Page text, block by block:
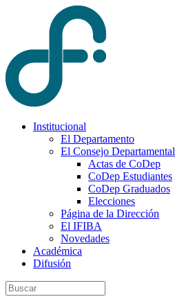
Institucional
El Departamento
El Consejo Departamental
Actas de CoDep
CoDep Estudiantes
CoDep Graduados
Elecciones
Página de la Dirección
El IFIBA
Novedades
Académica
Difusión